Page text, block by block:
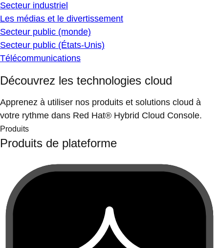
Secteur industriel
Les médias et le divertissement
Secteur public (monde)
Secteur public (États-Unis)
Télécommunications
Découvrez les technologies cloud
Apprenez à utiliser nos produits et solutions cloud à
votre rythme dans Red Hat® Hybrid Cloud Console.
Produits
Produits de plateforme